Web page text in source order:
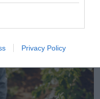
Privacy Policy
Ιούλιο στο
κρέατα